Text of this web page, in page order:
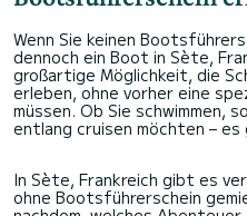
Wenn Sie keinen
dennoch ein Boot in Sète,
großartige Möglichkeit, die
erleben, ohne vorher eine
müssen. Ob Sie schwimmen,
entlang cruisen möchten –
In Sète, Frankreich gibt es
ohne Bootsführerschein